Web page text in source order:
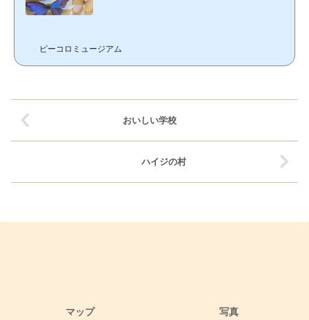
ピーコロミュージアム
おいしい学校
ハイジの村
マップ 写真